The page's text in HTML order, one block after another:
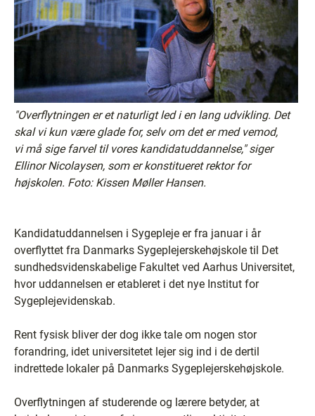
"Overflytningen er et naturligt led i en lang udvikling. Det
skal vi kun være glade for, selv om det er med vemod,
vi må sige farvel til vores kandidatuddannelse," siger
Ellinor Nicolaysen, som er konstitueret rektor for
højskolen. Foto: Kissen Møller Hansen.
Kandidatuddannelsen i Sygepleje er fra januar i år
overflyttet fra Danmarks Sygeplejerskehøjskole til Det
sundhedsvidenskabelige Fakultet ved Aarhus Universitet,
hvor uddannelsen er etableret i det nye Institut for
Sygeplejevidenskab.
Rent fysisk bliver der dog ikke tale om nogen stor
forandring, idet universitetet lejer sig ind i de dertil
indrettede lokaler på Danmarks Sygeplejerskehøjskole.
Overflytningen af studerende og lærere betyder, at